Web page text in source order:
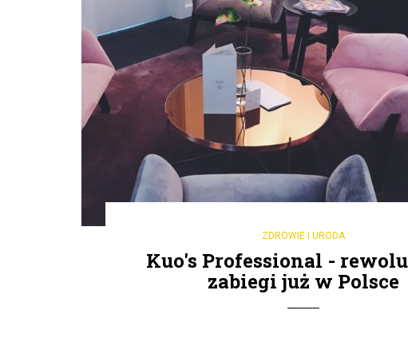
ZDROWIE I URODA
Kuo's Professional -
zabiegi już w Polsce